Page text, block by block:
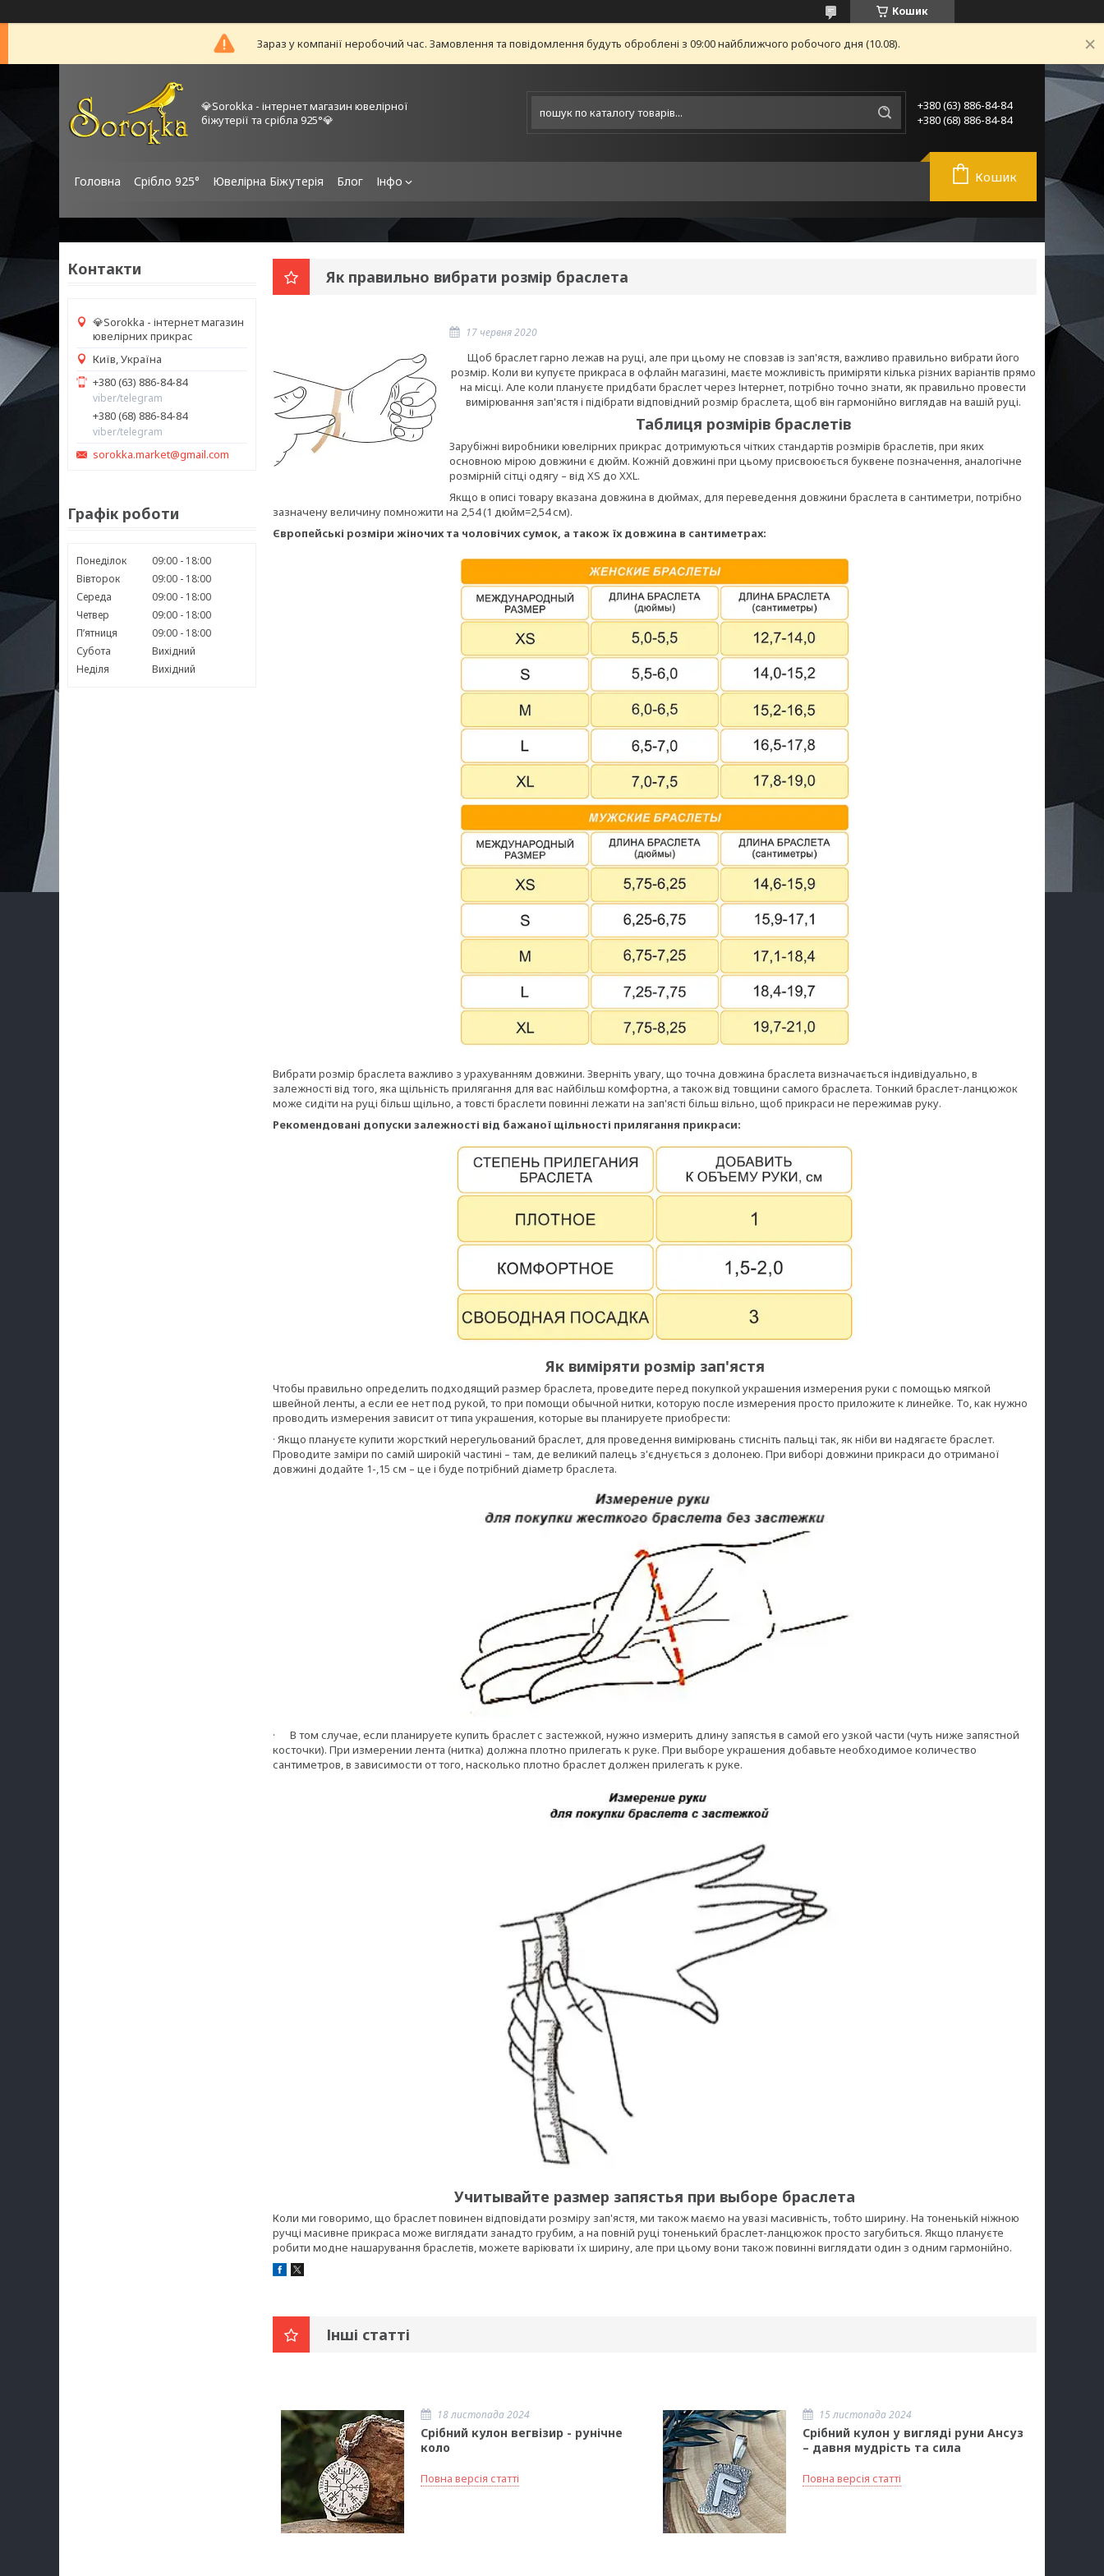
Кошик
Зараз у компанії неробочий час. Замовлення та повідомлення будуть оброблені з 09:00 найближчого робочого дня (10.08).
💎Sorokka - інтернет магазин ювелірної
біжутерії та срібла 925°💎
+380 (63) 886-84-84
+380 (68) 886-84-84
Головна Срібло 925° Ювелірна Біжутерія Блог Інфо Кошик
Контакти
💎Sorokka - інтернет магазин
ювелірних прикрас
Київ, Україна
+380 (63) 886-84-84
viber/telegram
+380 (68) 886-84-84
viber/telegram
sorokka.market@gmail.com
Графік роботи
Понеділок 09:00
18:00
Вівторок
09:00
18:00
Середа
09:00
18:00
Четвер
09:00
18:00
Пʼятниця
09:00
18:00
Субота
Вихідний
Неділя
Вихідний
Як правильно вибрати розмір браслета
17 червня 2020
Щоб браслет гарно лежав на руці, але при цьому не сповзав із зап'ястя, важливо правильно вибрати його
розмір. Коли ви купуєте прикраса в офлайн магазині, маєте можливість приміряти кілька різних варіантів прямо
на місці. Але коли плануєте придбати браслет через Інтернет, потрібно точно знати, як правильно провести
вимірювання зап'ястя і підібрати відповідний розмір браслета, щоб він гармонійно виглядав на вашій руці.
Таблиця розмірів браслетів
Зарубіжні виробники ювелірних прикрас дотримуються чітких стандартів розмірів браслетів, при яких
основною мірою довжини є дюйм. Кожній довжині при цьому присвоюється буквене позначення, аналогічне
розмірній сітці одягу – від XS до XXL.
Якщо в описі товару вказана довжина в дюймах, для переведення довжини браслета в сантиметри, потрібно
зазначену величину помножити на 2,54 (1 дюйм=2,54 см).
Європейські розміри жіночих та чоловічих сумок, а також їх довжина в сантиметрах:
Вибрати розмір браслета важливо з урахуванням довжини. Зверніть увагу, що точна довжина браслета визначається індивідуально, в
залежності від того, яка щільність прилягання для вас найбільш комфортна, а також від товщини самого браслета. Тонкий браслет-ланцюжок
може сидіти на руці більш щільно, а товсті браслети повинні лежати на зап'ясті більш вільно, щоб прикраси не пережимав руку.
Рекомендовані допуски залежності від бажаної щільності прилягання прикраси:
Як виміряти розмір зап'ястя
Чтобы правильно определить подходящий размер браслета, проведите перед покупкой украшения измерения руки с помощью мягкой
швейной ленты, а если ее нет под рукой, то при помощи обычной нитки, которую после измерения просто приложите к линейке. То, как нужно
проводить измерения зависит от типа украшения, которые вы планируете приобрести:
· Якщо плануєте купити жорсткий нерегульований браслет, для проведення вимірювань стисніть пальці так, як ніби ви надягаєте браслет.
Проводите заміри по самій широкій частині – там, де великий палець з'єднується з долонею. При виборі довжини прикраси до отриманої
довжині додайте 1-,15 см – це і буде потрібний діаметр браслета.
· В том случае, если планируете купить браслет с застежкой, нужно измерить длину запястья в самой его узкой части (чуть ниже запястной
косточки). При измерении лента (нитка) должна плотно прилегать к руке. При выборе украшения добавьте необходимое количество
сантиметров, в зависимости от того, насколько плотно браслет должен прилегать к руке.
Учитывайте размер запястья при выборе браслета
Коли ми говоримо, що браслет повинен відповідати розміру зап'ястя, ми також маємо на увазі масивність, тобто ширину. На тоненькій ніжною
ручці масивне прикраса може виглядати занадто грубим, а на повній руці тоненький браслет-ланцюжок просто загубиться. Якщо плануєте
робити модне нашарування браслетів, можете варіювати їх ширину, але при цьому вони також повинні виглядати один з одним гармонійно.
Інші статті
18 листопада 2024
Срібний кулон вегвізир - рунічне
коло
Повна версія статті
15 листопада 2024
Срібний кулон у вигляді руни Ансуз
– давня мудрість та сила
Повна версія статті